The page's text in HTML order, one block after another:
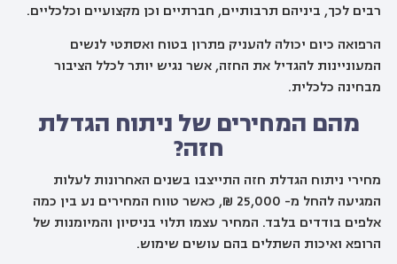
רבים לכך, ביניהם תרבותיים, חברתיים וכן מקצועיים וכלכליים.
הרפואה כיום יכולה להעניק פתרון בטוח ואסתטי לנשים
המעוניינות להגדיל את החזה, אשר נגיש יותר לכלל הציבור
מבחינה כלכלית.
מהם המחירים של ניתוח הגדלת
חזה?
מחירי ניתוח הגדלת חזה התייצבו בשנים האחרונות לעלות
המגיעה להחל מ- 25,000 ₪, כאשר טווח המחירים נע בין כמה
אלפים בודדים בלבד. המחיר עצמו תלוי בניסיון והמיומנות של
הרופא ואיכות השתלים בהם עושים שימוש.